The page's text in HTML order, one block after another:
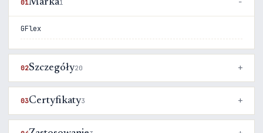
01Marka1
GFlex
02Szczegóły20
03Certyfikaty3